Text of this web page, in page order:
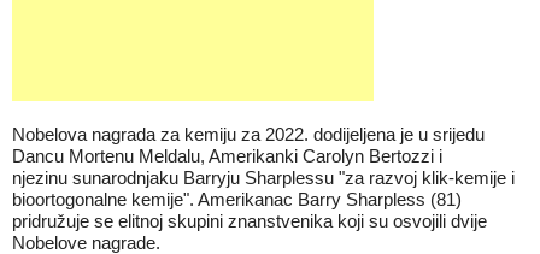
Nobelova nagrada za kemiju za 2022. dodijeljena je u srijedu
Dancu Mortenu Meldalu, Amerikanki Carolyn Bertozzi i
njezinu sunarodnjaku Barryju Sharplessu "za razvoj klik-kemije i
bioortogonalne kemije". Amerikanac Barry Sharpless (81)
pridružuje se elitnoj skupini znanstvenika koji su osvojili dvije
Nobelove nagrade.